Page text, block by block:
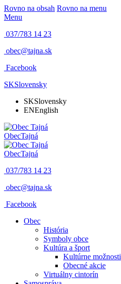
Rovno na obsah Rovno na menu
Menu
037/783 14 23
obec@tajna.sk
Facebook
SKSlovensky
SKSlovensky
ENEnglish
ObecTajná
ObecTajná
037/783 14 23
obec@tajna.sk
Facebook
Obec
História
Symboly obce
Kultúra a šport
Kultúrne možnosti
Obecné akcie
Virtuálny cintorín